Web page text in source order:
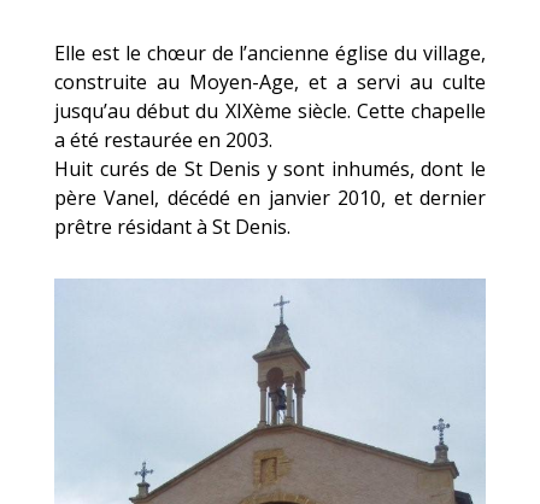
Elle est le chœur de l’ancienne église du village,
construite au Moyen-Age, et a servi au culte
jusqu’au début du XIXème siècle. Cette chapelle
a été restaurée en 2003.
Huit curés de St Denis y sont inhumés, dont le
père Vanel, décédé en janvier 2010, et dernier
prêtre résidant à St Denis.